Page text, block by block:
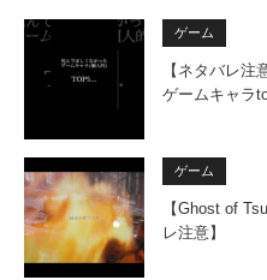
ゲーム
【ネタバレ注
ゲームキャラ
ゲーム
【Ghost of
レ注意】